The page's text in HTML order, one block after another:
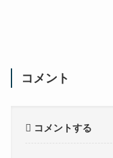
コメント
コメントする